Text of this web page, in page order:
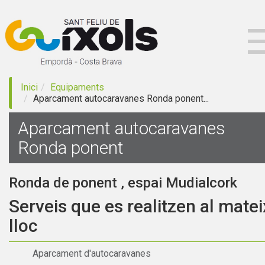
Inici
Equipaments
Aparcament autocaravanes Ronda ponent...
Aparcament autocaravanes
Ronda ponent
Ronda de ponent , espai Mudialcork
Serveis que es realitzen al
lloc
Aparcament d'autocaravanes